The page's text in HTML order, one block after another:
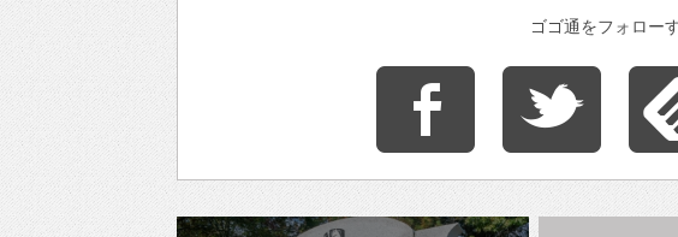
ゴゴ通をフォロー